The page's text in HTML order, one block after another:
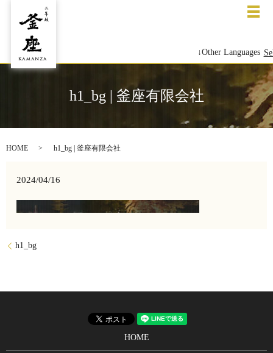
↓Other Languages
メ
h1_bg | 釜座有限会社
HOME h1_bg | 釜座有限会社
2024/04/16
h1_bg
HOME